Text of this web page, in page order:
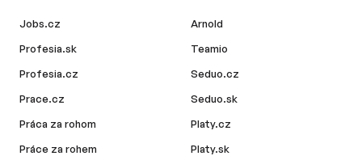
Jobs.cz
Profesia.sk
Profesia.cz
Prace.cz
Práca za rohom
Práce za rohem
Arnold
Teamio
Seduo.cz
Seduo.sk
Platy.cz
Platy.sk